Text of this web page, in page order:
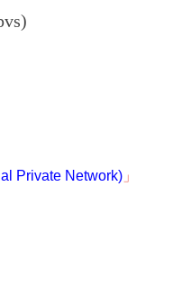
Private Network)」